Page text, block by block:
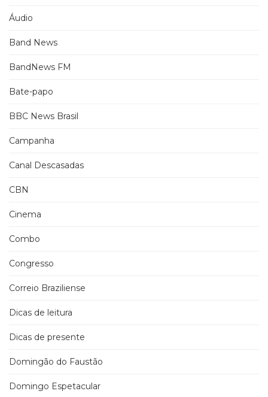
Áudio
Band News
BandNews FM
Bate-papo
BBC News Brasil
Campanha
Canal Descasadas
CBN
Cinema
Combo
Congresso
Correio Braziliense
Dicas de leitura
Dicas de presente
Domingão do Faustão
Domingo Espetacular